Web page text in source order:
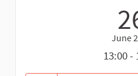
June
13:00 -